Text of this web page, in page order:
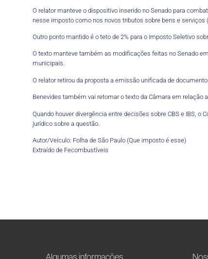
O relator manteve o dispositivo inserido no Senado para
nesse imposto como nos novos tributos sobre bens e serviços
Outro ponto mantido é o teto de 2% para o Imposto Seletivo
O texto manteve também as modificações feitas no Senado
municipais.
O relator retirou da proposta a emissão unificada de
Benevides também vai retomar o texto da Câmara em
Quando houver divergência entre decisões sobre CBS e IBS,
jurídico sobre a questão.
Autor/Veículo: Folha de São Paulo (Que imposto é esse)
Extraído de Fecombustíveis
Algumas informações